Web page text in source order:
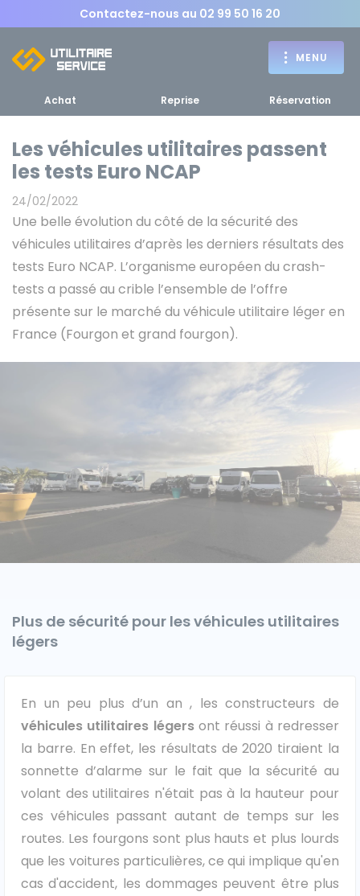
Contactez-nous au 02 99 50 16 20
MENU
RETOUR
MENU
d'un utilitaire
Fourgons Camionnettes
Bennes, plateaux
spécifiques
Voitures de société et Pick-
MARQUES
Fiat
Ford
Isuzu
Iveco
Maxus
RETOUR MENU
Achat Reprise Réservation
Les véhicules utilitaires passent
les tests Euro NCAP
24/02/2022
Une belle évolution du côté de la sécurité des
véhicules utilitaires d’après les derniers résultats des
tests Euro NCAP. L’organisme européen du crash-
tests a passé au crible l’ensemble de l’offre
présente sur le marché du véhicule utilitaire léger en
France (Fourgon et grand fourgon).
Plus de sécurité pour les véhicules utilitaires
légers
En un peu plus d’un an , les constructeurs de
véhicules utilitaires légersont réussi à redresser
la barre. En effet, les résultats de 2020 tiraient la
sonnette d’alarme sur le fait que la sécurité au
volant des utilitaires n'était pas à la hauteur pour
ces véhicules passant autant de temps sur les
routes. Les fourgons sont plus hauts et plus lourds
que les voitures particulières, ce qui implique qu'en
cas d'accident, les dommages peuvent être plus